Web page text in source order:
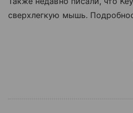
сверхлегкую мышь.